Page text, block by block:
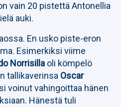
vain 20 pistettä Antonellia
auki.
En usko piste-eron
Esimerkiksi viime
Norrisilla oli kömpelö
tallikaverinsa Oscar
voinut vahingoittaa hänen
Hänestä tuli